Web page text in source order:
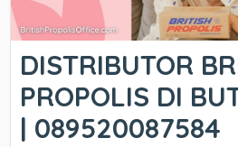
DISTRIBUTOR
PROPOLIS DI
| 089520087584